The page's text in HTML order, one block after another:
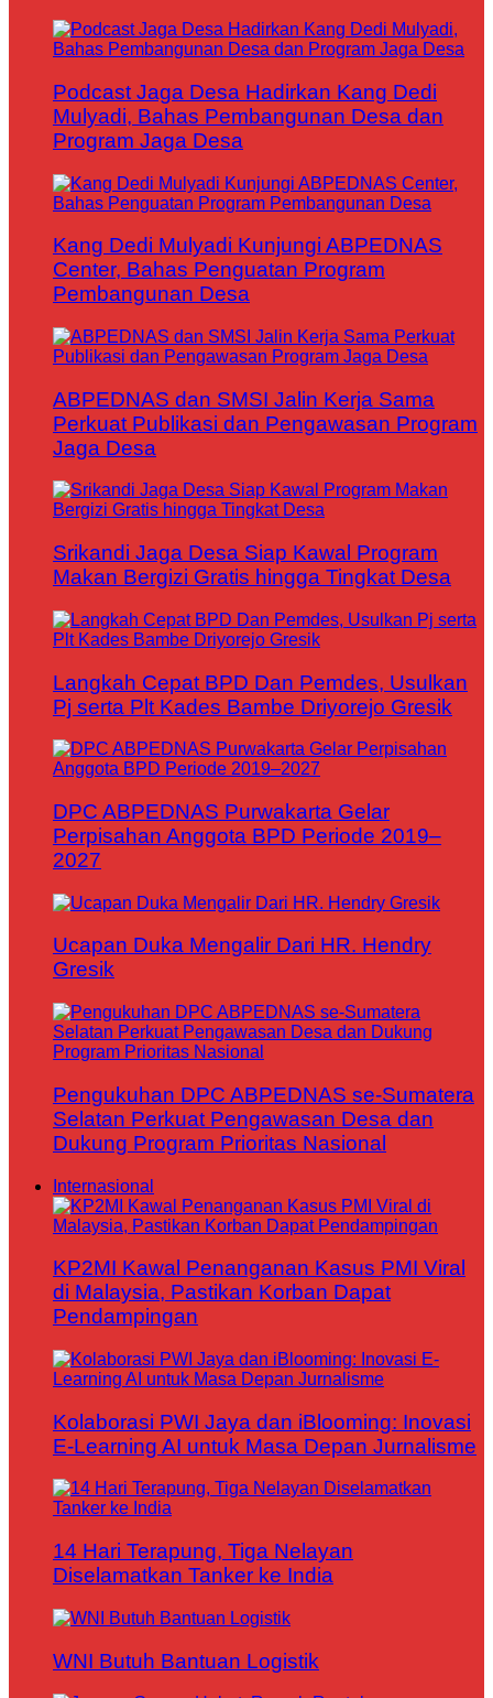
Podcast Jaga Desa Hadirkan Kang Dedi
Mulyadi, Bahas Pembangunan Desa dan
Program Jaga Desa
Kang Dedi Mulyadi Kunjungi ABPEDNAS
Center, Bahas Penguatan Program
Pembangunan Desa
ABPEDNAS dan SMSI Jalin Kerja Sama
Perkuat Publikasi dan Pengawasan Program
Jaga Desa
Srikandi Jaga Desa Siap Kawal Program
Makan Bergizi Gratis hingga Tingkat Desa
Langkah Cepat BPD Dan Pemdes, Usulkan
Pj serta Plt Kades Bambe Driyorejo Gresik
DPC ABPEDNAS Purwakarta Gelar
Perpisahan Anggota BPD Periode 2019–
2027
Ucapan Duka Mengalir Dari HR. Hendry
Gresik
Pengukuhan DPC ABPEDNAS se-Sumatera
Selatan Perkuat Pengawasan Desa dan
Dukung Program Prioritas Nasional
Internasional
KP2MI Kawal Penanganan Kasus PMI Viral
di Malaysia, Pastikan Korban Dapat
Pendampingan
Kolaborasi PWI Jaya dan iBlooming: Inovasi
E-Learning AI untuk Masa Depan Jurnalisme
14 Hari Terapung, Tiga Nelayan
Diselamatkan Tanker ke India
WNI Butuh Bantuan Logistik